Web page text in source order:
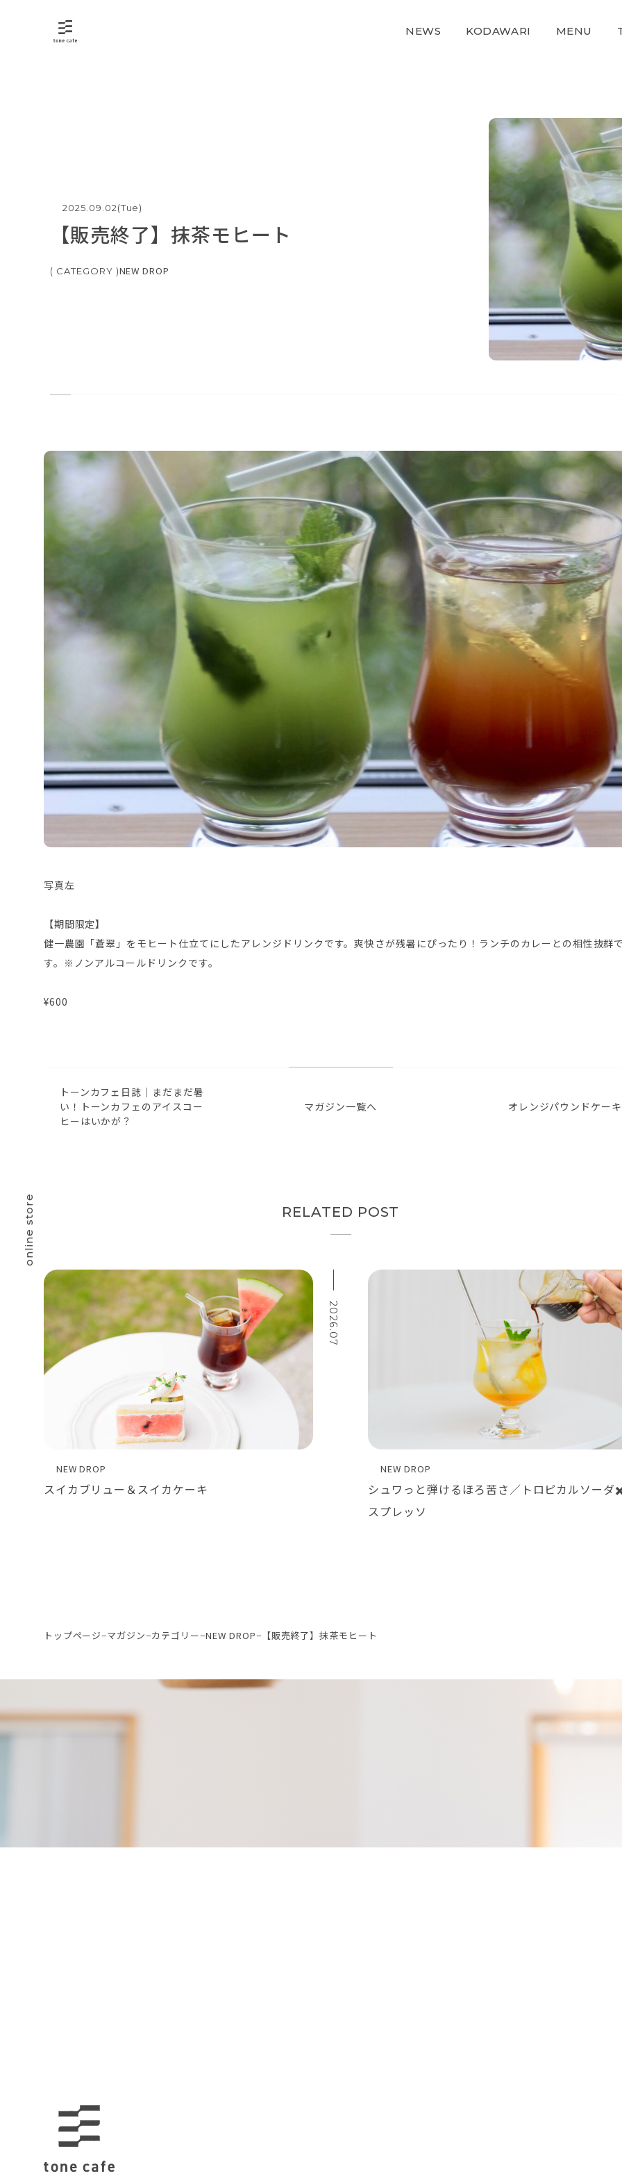
NEWS KODAWARI MENU
TAKE OUT
MAGAZINE
tone village 公式サイト
online store
2025.09.02(Tue)
【販売終了】抹茶モヒート
NEW DROP
写真左
【期間限定】
健一農園「蒼翠」をモヒート仕立てにしたアレンジドリンクです。爽快さが残暑にぴったり！ランチのカレーとの相性抜群
す。※ノンアルコールドリンクです。
¥600
トーンカフェ日誌｜まだまだ暑
い！トーンカフェのアイスコー
ヒーはいかが？
マガジン一覧へ オレンジパウンドケーキ
RELATED POST
2026.07
NEW DROP
スイカブリュー＆スイカケーキ
NEW DROP
シュワっと弾けるほろ苦さ／トロピカルソーダ
スプレッソ
トップページ−マガジン−カテゴリー−NEW DROP− 【販売終了】抹茶モヒート